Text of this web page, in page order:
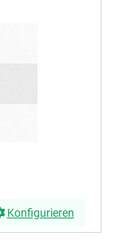
Konfigurieren